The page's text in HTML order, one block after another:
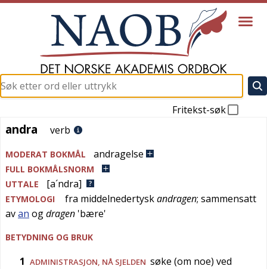
Fritekst-søk
andra
andra verb
MODERAT BOKMÅL andragelse
FULL BOKMÅLSNORM
UTTALE
[a´ndra]
ETYMOLOGI fra middelnedertyskandragen; sammensatt
avan ogdragen 'bære'
BETYDNING OG BRUK
1 ADMINISTRASJON, NÅ SJELDEN søke (om noe) ved